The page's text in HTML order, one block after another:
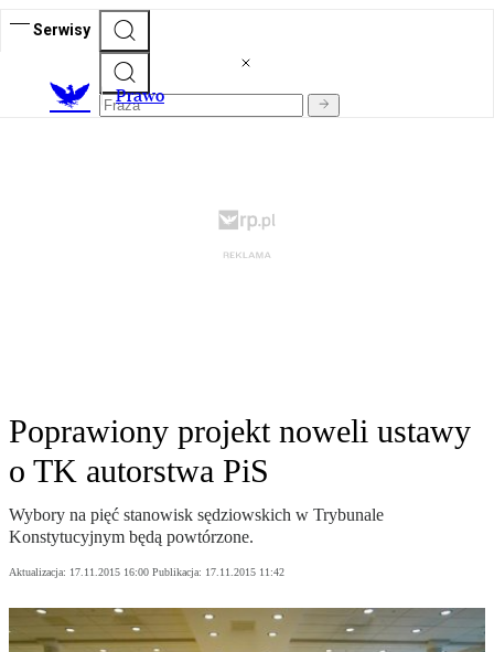
Serwisy
Prawo
Poprawiony projekt noweli ustawy
o TK autorstwa PiS
Wybory na pięć stanowisk sędziowskich w Trybunale
Konstytucyjnym będą powtórzone.
Aktualizacja: 17.11.2015 16:00 Publikacja: 17.11.2015 11:42